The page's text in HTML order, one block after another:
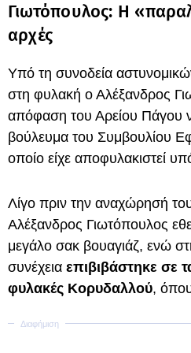
Γιωτόπουλος: Η
αρχές
Υπό τη συνοδεία
στη φυλακή ο Αλέξανδρος
απόφαση του Αρείου Πάγου
βούλευμα του Συμβουλίου
οποίο είχε αποφυλακιστεί
Λίγο πριν την αναχώρησή
Αλέξανδρος Γιωτόπουλος
μεγάλο σακ βουαγιάζ, ενώ
συνέχεια επιβιβάστηκε σε
φυλακές Κορυδαλλού,